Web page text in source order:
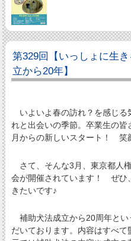
第329回【いっしょに生
立から20年】
いよいよ春の訪れ？を感じる
れと出会いの季節。卒業生の
月からの新しいスタート！ 笑
さて、そんな3月、東京都人
会が開催されています！ ぜひ
きたいです♪
補助犬法成立から20周年とい
だいております。内容はすべ